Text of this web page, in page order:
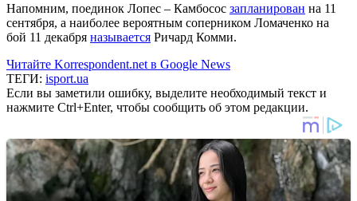
Напомним, поединок Лопес – Камбосос запланирован на 11
сентября, а наиболее вероятным соперником Ломаченко на
бой 11 декабря называется Ричард Комми.
Читайте Korrespondent.net в Google News
ТЕГИ: isport.ua
Если вы заметили ошибку, выделите необходимый текст и
нажмите Ctrl+Enter, чтобы сообщить об этом редакции.